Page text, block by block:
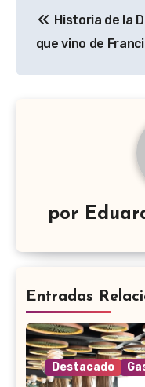
de
entradas
Historia de la
que vino de
por
Entradas
Destacado